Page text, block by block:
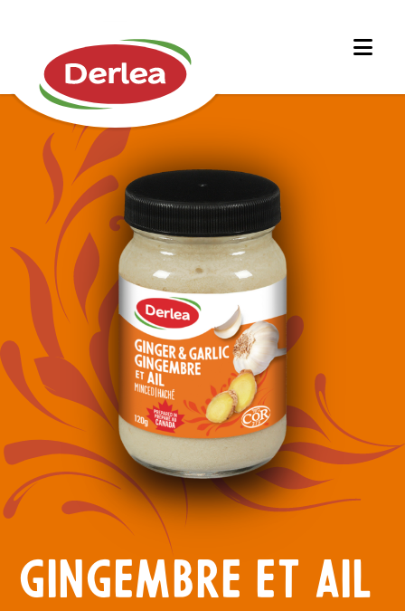
GINGEMBRE ET AIL